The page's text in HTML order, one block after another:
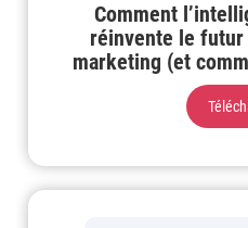
Comment
réinvente le
marketing (et